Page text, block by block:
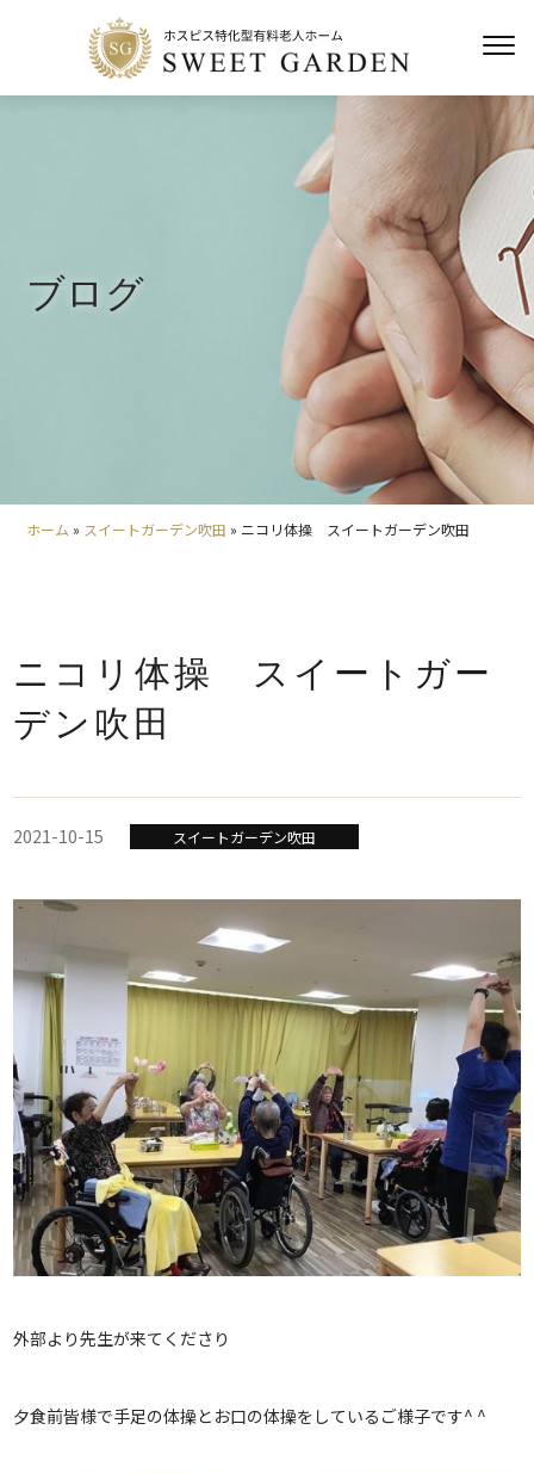
ブログ
ホーム » スイートガーデン吹田 » ニコリ体操 スイートガーデン吹田
ニコリ体操 スイートガー
デン吹田
2021-10-15 スイートガーデン吹田
外部より先生が来てくださり
夕食前皆様で手足の体操とお口の体操をしているご様子です^ ^